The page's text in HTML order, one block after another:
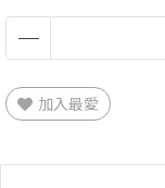
加入最愛